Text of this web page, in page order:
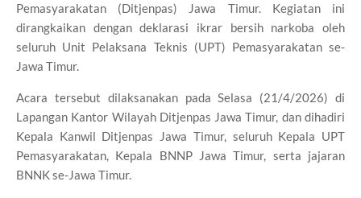
Pemasyarakatan (Ditjenpas) Jawa Timur. Kegiatan ini
dirangkaikan dengan deklarasi ikrar bersih narkoba oleh
seluruh Unit Pelaksana Teknis (UPT) Pemasyarakatan se-
Jawa Timur.
Acara tersebut dilaksanakan pada Selasa (21/4/2026) di
Lapangan Kantor Wilayah Ditjenpas Jawa Timur, dan dihadiri
Kepala Kanwil Ditjenpas Jawa Timur, seluruh Kepala UPT
Pemasyarakatan, Kepala BNNP Jawa Timur, serta jajaran
BNNK se-Jawa Timur.